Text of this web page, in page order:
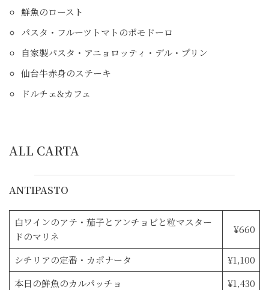
鮮魚のロースト
パスタ・フルーツトマトのポモドーロ
自家製パスタ・アニョロッティ・デル・プリン
仙台牛赤身のステーキ
ドルチェ&カフェ
ALL CARTA
ANTIPASTO
白ワインのアテ・茄子とアンチョビと粒マスター
ドのマリネ
¥660
シチリアの定番・カポナータ
¥1,100
本日の鮮魚のカルパッチョ
¥1,430